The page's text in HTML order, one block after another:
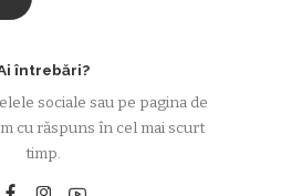
întrebări?
sociale sau pe pagina de
cu răspuns în cel mai scurt
timp.